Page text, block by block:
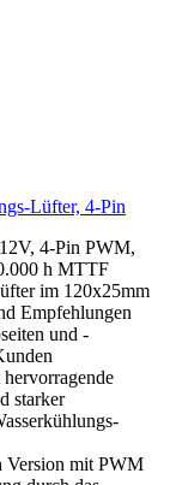
Lüfter, 4-Pin
4-Pin PWM,
h MTTF
im 120x25mm
Empfehlungen
und -
starker
Version mit PWM